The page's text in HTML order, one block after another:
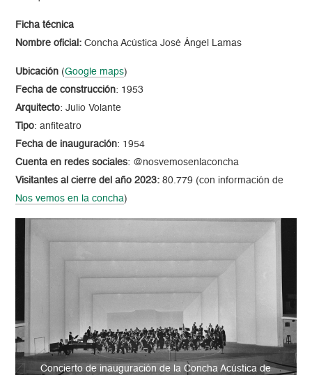
Ficha técnica
Nombre oficial: Concha Acústica José Ángel Lamas
Ubicación (Google maps)
Fecha de construcción: 1953
Arquitecto: Julio Volante
Tipo: anfiteatro
Fecha de inauguración: 1954
Cuenta en redes sociales: @nosvemosenlaconcha
Visitantes al cierre del año 2023: 80.779 (con información de
Nos vemos en la concha)
Concierto de inauguración de la Concha Acústica de